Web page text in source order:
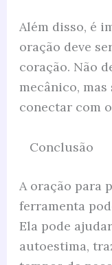
Além disso, é
oração deve
coração. Não
mecânico,
conectar com
Conclusão
A oração para
ferramenta
Ela pode
autoestima,